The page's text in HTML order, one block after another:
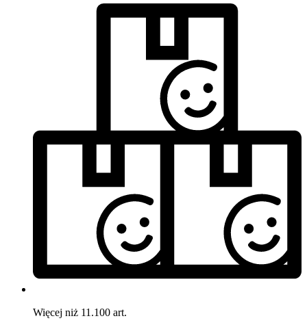
Więcej niż 11.100 art.